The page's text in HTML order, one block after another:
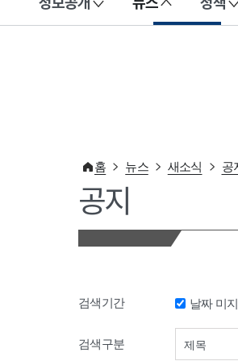
이 누리집은 대한민국 공식 전자정부 누리집
홈 뉴스 새소식 공
공지
검색기간 날짜 미
검색구분 제목